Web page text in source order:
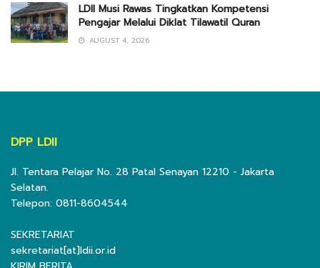
LDII Musi Rawas Tingkatkan Kompetensi
Pengajar Melalui Diklat Tilawatil Quran
AUGUST 4, 2026
DPP LDII
Jl. Tentara Pelajar No. 28 Patal Senayan 12210 - Jakarta
Selatan.
Telepon: 0811-8604544
SEKRETARIAT
sekretariat[at]ldii.or.id